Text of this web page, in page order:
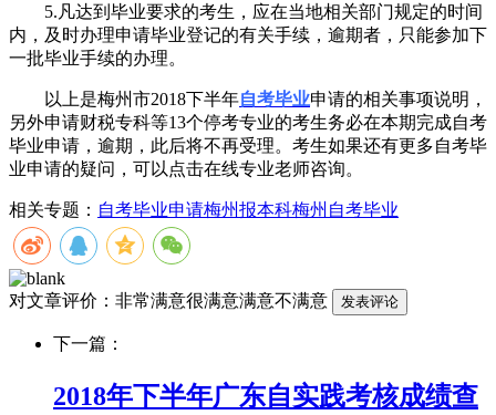
5.凡达到毕业要求的考生，应在当地相关部门规定的时间
内，及时办理申请毕业登记的有关手续，逾期者，只能参加下
一批毕业手续的办理。
以上是梅州市2018下半年自考毕业申请的相关事项说明，
另外申请财税专科等13个停考专业的考生务必在本期完成自考
毕业申请，逾期，此后将不再受理。考生如果还有更多自考毕
业申请的疑问，可以点击在线专业老师咨询。
相关专题： 自考毕业申请梅州报本科梅州自考毕业
对文章评价： 非常满意很满意满意不满意
下一篇：
2018年下半年广东自实践考核成绩查